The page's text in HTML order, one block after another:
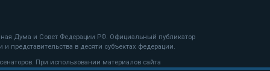
Дума и Совет Федерации РФ. Официальный публикатор
представительства в десяти субъектах федерации.
При использовании материалов сайта